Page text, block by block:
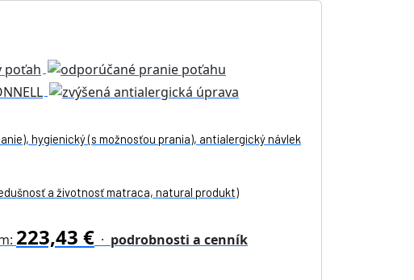
hygienický (s možnosťou prania), antialergický návlek
a životnosť matraca, natural produkt)
223,43 € · podrobnosti a cenník